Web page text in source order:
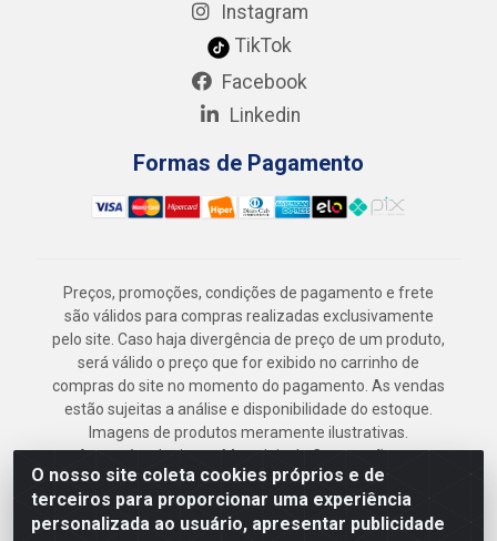
O nosso site coleta cookies próprios e de
terceiros para proporcionar uma experiência
personalizada ao usuário, apresentar publicidade
Instagram
TikTok
Facebook
Linkedin
Formas de Pagamento
Preços, promoções, condições de pagamento e frete
são válidos para compras realizadas exclusivamente
pelo site. Caso haja divergência de preço de um produto,
será válido o preço que for exibido no carrinho de
compras do site no momento do pagamento. As vendas
estão sujeitas a análise e disponibilidade do estoque.
Imagens de produtos meramente ilustrativas.
Armazém Jenipapo Materiais de Construção em
Geral LTDA - Rua das Flores, 2691 - Guabiraba,
Recife/PE - CEP 52.291-630 - CNPJ
41.097.379/0001-